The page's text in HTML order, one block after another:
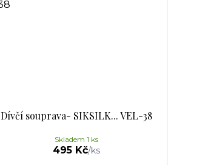
Dívčí souprava- SIKSILK... VEL-38
495 Kč/ks
Skladem 1 ks